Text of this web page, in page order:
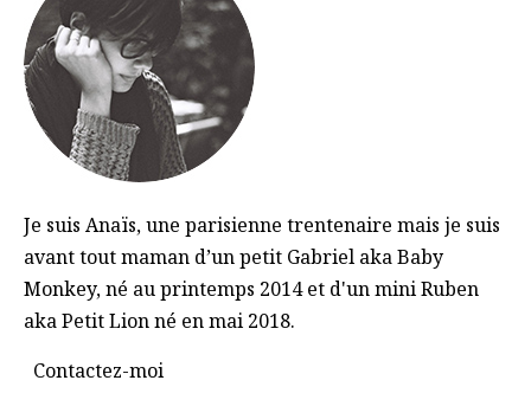
Je suis Anaïs, une parisienne trentenaire mais je suis
avant tout maman d’un petit Gabriel aka Baby
Monkey, né au printemps 2014 et d'un mini Ruben
aka Petit Lion né en mai 2018.
Contactez-moi